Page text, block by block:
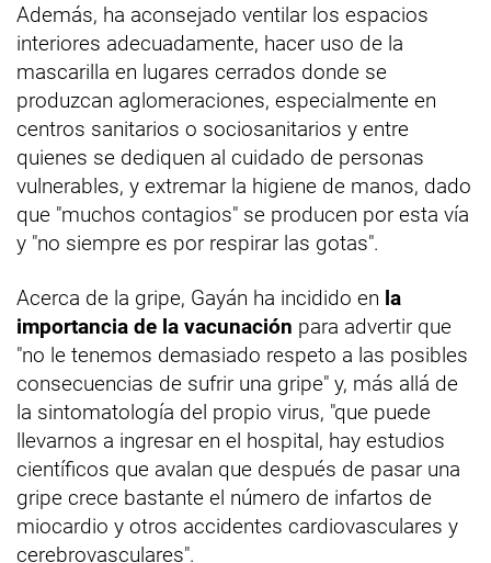
Además, ha aconsejado ventilar los espacios
interiores adecuadamente, hacer uso de la
mascarilla en lugares cerrados donde se
produzcan aglomeraciones, especialmente en
centros sanitarios o sociosanitarios y entre
quienes se dediquen al cuidado de personas
vulnerables, y extremar la higiene de manos, dado
que "muchos contagios" se producen por esta vía
y "no siempre es por respirar las gotas".
Acerca de la gripe, Gayán ha incidido en la
importancia de la vacunación para advertir que
"no le tenemos demasiado respeto a las posibles
consecuencias de sufrir una gripe" y, más allá de
la sintomatología del propio virus, "que puede
llevarnos a ingresar en el hospital, hay estudios
científicos que avalan que después de pasar una
gripe crece bastante el número de infartos de
miocardio y otros accidentes cardiovasculares y
cerebrovasculares".